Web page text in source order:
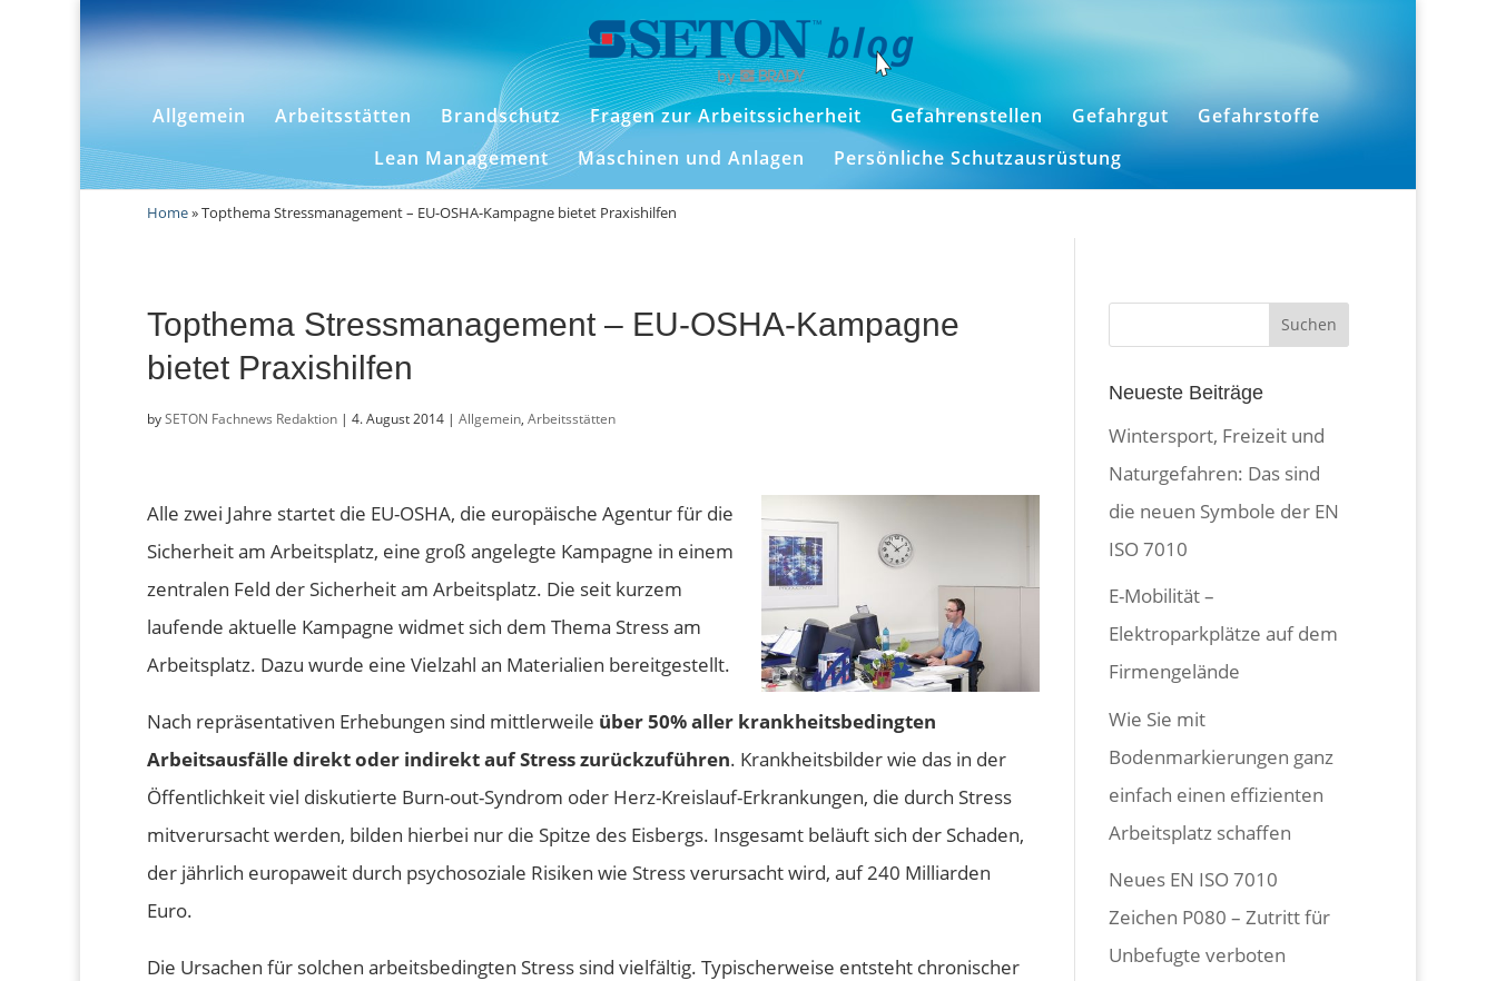
Allgemein Arbeitsstätten Brandschutz Fragen zur Arbeitssicherheit Gefahrenstellen Gefahrgut
Gefahrstoffe
Lean Management
Maschinen und Anlagen Persönliche Schutzausrüstung
Home»Topthema Stressmanagement – EU-OSHA-Kampagne bietet Praxishilfen
Topthema Stressmanagement – EU-OSHA-Kampagne
bietet Praxishilfen
bySETON Fachnews Redaktion | 4. August 2014 | Allgemein, Arbeitsstätten
Alle zwei Jahre startet die EU-OSHA, die europäische Agentur für die
Sicherheit am Arbeitsplatz, eine groß angelegte Kampagne in einem
zentralen Feld der Sicherheit am Arbeitsplatz. Die seit kurzem
laufende aktuelle Kampagne widmet sich dem Thema Stress am
Arbeitsplatz. Dazu wurde eine Vielzahl an Materialien bereitgestellt.
Nach repräsentativen Erhebungen sind mittlerweile über 50% aller krankheitsbedingten
Arbeitsausfälle direkt oder indirekt auf Stress zurückzuführen. Krankheitsbilder wie das in der
Öffentlichkeit viel diskutierte Burn-out-Syndrom oder Herz-Kreislauf-Erkrankungen, die durch Stress
mitverursacht werden, bilden hierbei nur die Spitze des Eisbergs. Insgesamt beläuft sich der Schaden,
der jährlich europaweit durch psychosoziale Risiken wie Stress verursacht wird, auf 240 Milliarden
Euro.
Die Ursachen für solchen arbeitsbedingten Stress sind vielfältig. Typischerweise entsteht chronischer
Neueste Beiträge
Wintersport, Freizeit und
Naturgefahren: Das sind
die neuen Symbole der EN
ISO 7010
E-Mobilität –
Elektroparkplätze auf dem
Firmengelände
Wie Sie mit
Bodenmarkierungen ganz
einfach einen effizienten
Arbeitsplatz schaffen
Neues EN ISO 7010
Zeichen P080 – Zutritt für
Unbefugte verboten